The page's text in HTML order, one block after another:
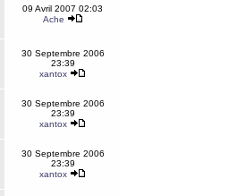
09 Avril 2007 02:03
Ache
30 Septembre 2006
23:39
xantox
30 Septembre 2006
23:39
xantox
30 Septembre 2006
23:39
xantox